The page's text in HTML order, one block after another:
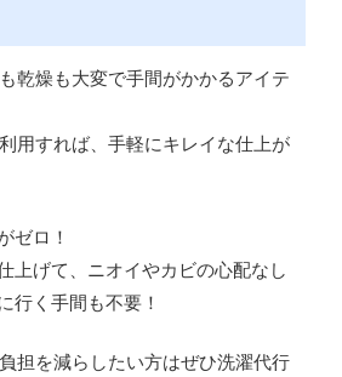
乾燥も大変で手間がかかるアイテ
用すれば、手軽にキレイな仕上が
ゼロ！
上げて、ニオイやカビの心配なし
行く手間も不要！
担を減らしたい方はぜひ洗濯代行